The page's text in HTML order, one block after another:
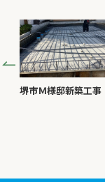
堺市Ｍ様邸新築工事